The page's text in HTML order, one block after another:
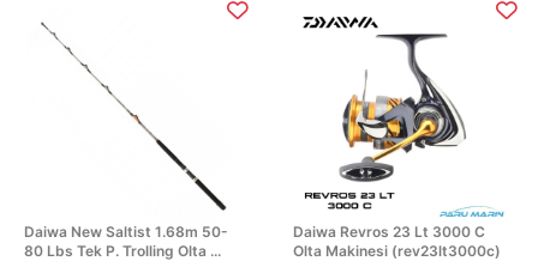
Daiwa New Saltist 1.68m 50-
80 Lbs Tek P. Trolling Olta ...
Daiwa Revros 23 Lt 3000 C
Olta Makinesi (rev23lt3000c)